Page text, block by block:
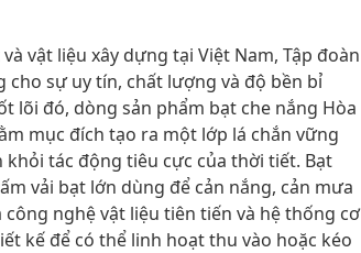
vật liệu xây dựng tại Việt Nam, Tập đoàn
cho sự uy tín, chất lượng và độ bền bỉ
lõi đó, dòng sản phẩm bạt che nắng Hòa
mục đích tạo ra một lớp lá chắn vững
khỏi tác động tiêu cực của thời tiết. Bạt
vải bạt lớn dùng để cản nắng, cản mưa
nghệ vật liệu tiên tiến và hệ thống cơ
kế để có thể linh hoạt thu vào hoặc kéo